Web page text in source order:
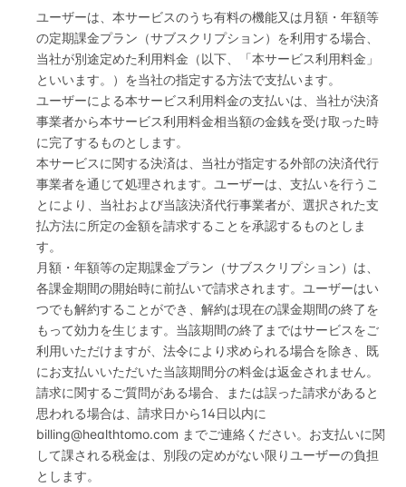
ユーザーは、本サービスのうち有料の機能又は月額・年額等
の定期課金プラン（サブスクリプション）を利用する場合、
当社が別途定めた利用料金（以下、「本サービス利用料金」
といいます。）を当社の指定する方法で支払います。
ユーザーによる本サービス利用料金の支払いは、当社が決済
事業者から本サービス利用料金相当額の金銭を受け取った時
に完了するものとします。
本サービスに関する決済は、当社が指定する外部の決済代行
事業者を通じて処理されます。ユーザーは、支払いを行うこ
とにより、当社および当該決済代行事業者が、選択された支
払方法に所定の金額を請求することを承認するものとしま
す。
月額・年額等の定期課金プラン（サブスクリプション）は、
各課金期間の開始時に前払いで請求されます。ユーザーはい
つでも解約することができ、解約は現在の課金期間の終了を
もって効力を生じます。当該期間の終了まではサービスをご
利用いただけますが、法令により求められる場合を除き、既
にお支払いいただいた当該期間分の料金は返金されません。
請求に関するご質問がある場合、または誤った請求があると
思われる場合は、請求日から14日以内に
billing@healthtomo.com までご連絡ください。お支払いに関
して課される税金は、別段の定めがない限りユーザーの負担
とします。